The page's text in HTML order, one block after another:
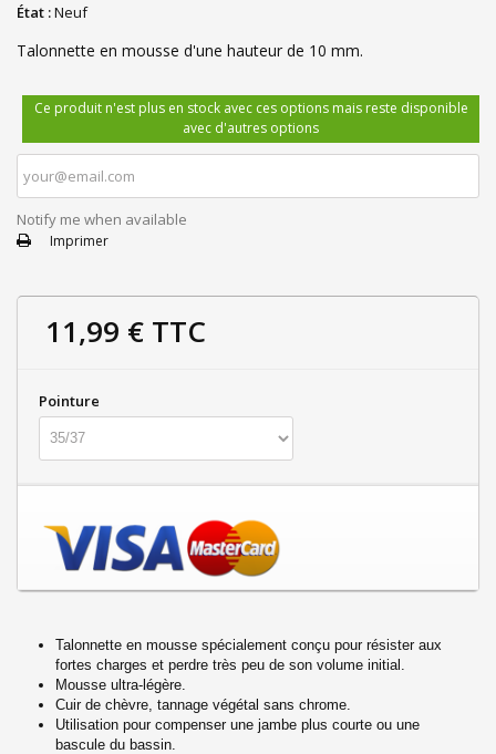
État :Neuf
Talonnette en mousse d'une hauteur de 10 mm.
Ce produit n'est plus en stock avec ces options mais reste disponible
avec d'autres options
Notify me when available
Imprimer
11,99 € TTC
Pointure
Talonnette en mousse spécialement conçu pour résister aux
fortes charges et perdre très peu de son volume initial.
Mousse ultra-légère.
Cuir de chèvre, tannage végétal sans chrome.
Utilisation pour compenser une jambe plus courte ou une
bascule du bassin.